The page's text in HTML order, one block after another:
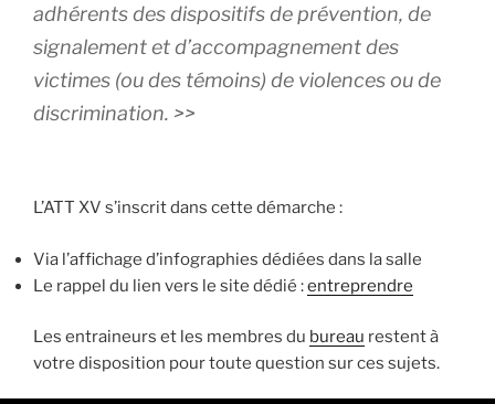
adhérents des dispositifs de prévention, de
signalement et d’accompagnement des
victimes (ou des témoins) de violences ou de
discrimination. >>
L’ATT XV s’inscrit dans cette démarche :
Via l’affichage d’infographies dédiées dans la salle
Le rappel du lien vers le site dédié :entreprendre
Les entraineurs et les membres du bureau restent à
votre disposition pour toute question sur ces sujets.